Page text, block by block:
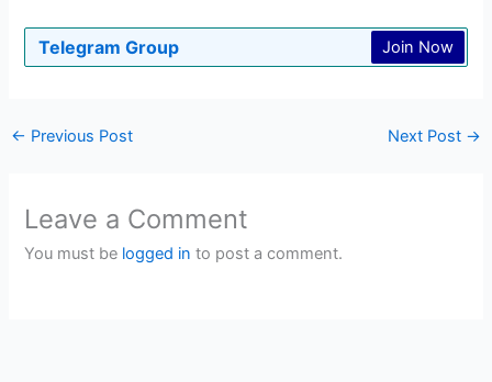
Telegram Group Join Now
← Previous Post Next Post →
Leave a Comment
You must be logged in to post a comment.